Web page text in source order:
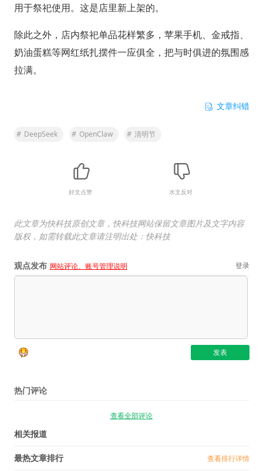
用于祭祀使用。这是店里新上架的。
除此之外，店内祭祀单品花样繁多，苹果手机、金戒指、
奶油蛋糕等网红纸扎摆件一应俱全，把与时俱进的氛围感
拉满。
文章纠错
# DeepSeek # OpenClaw # 清明节
好文点赞 水文反对
此文章为快科技原创文章，快科技网站保留文章图片及文字内容
版权，如需转载此文章请注明出处：快科技
观点发布 网站评论、账号管理说明 登录
热门评论
查看全部评论
相关报道
最热文章排行 查看排行详情